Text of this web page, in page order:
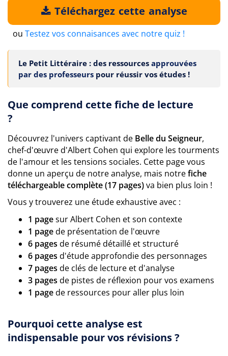
Téléchargez cette analyse
ou Testez vos connaisances avec notre quiz !
Le Petit Littéraire : des ressources approuvées
par des professeurs pour réussir vos études !
Que comprend cette fiche de lecture
?
Découvrez l'univers captivant de Belle du Seigneur,
chef-d'œuvre d'Albert Cohen qui explore les tourments
de l'amour et les tensions sociales. Cette page vous
donne un aperçu de notre analyse, mais notrefiche
téléchargeable complète (17 pages)va bien plus loin !
Vous y trouverez une étude exhaustive avec :
1 pagesur Albert Cohen et son contexte
1 pagede présentation de l'œuvre
6 pages de résumé détaillé et structuré
6 pages d'étude approfondie des personnages
7 pages de clés de lecture et d'analyse
3 pages de pistes de réflexion pour vos examens
1 pagede ressources pour aller plus loin
Pourquoi cette analyse est
indispensable pour vos révisions ?